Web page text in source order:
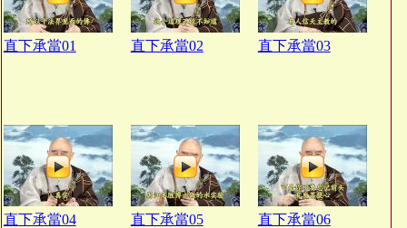
直下承當01 直下承當02 直下承當03
直下承當04 直下承當05 直下承當06